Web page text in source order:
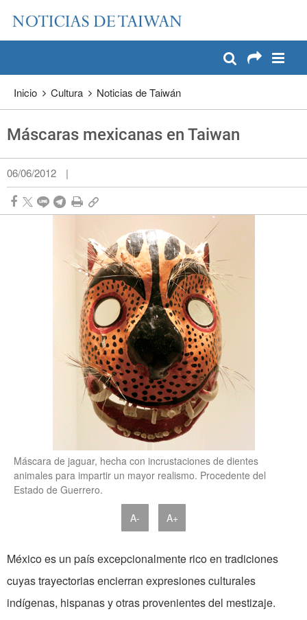
Pase a contenido principal
Inicio Cultura Noticias de Taiwán
Máscaras mexicanas en Taiwan
06/06/2012 |
Máscara de jaguar, hecha con incrustaciones de dientes
animales para impartir un mayor realismo. Procedente del
Estado de Guerrero.
A- A+
México es un país excepcionalmente rico en tradiciones
cuyas trayectorias encierran expresiones culturales
indígenas, hispanas y otras provenientes del mestizaje.